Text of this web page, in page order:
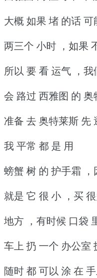
大概 如果 堵 的话 可
两三个 小时 ，如果
所以 要 看 运气 ，
会 路过 西雅图 的
准备 去 奥特莱斯 先
我 平常 都 是 用
螃蟹 树 的 护手霜
就是 它 很 小 ，买
地方 ，有时候 口袋
车上 扔 一个 办公室
随时 都 可以 涂 在